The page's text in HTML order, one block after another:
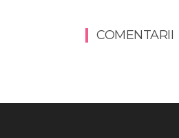
COMENTARII